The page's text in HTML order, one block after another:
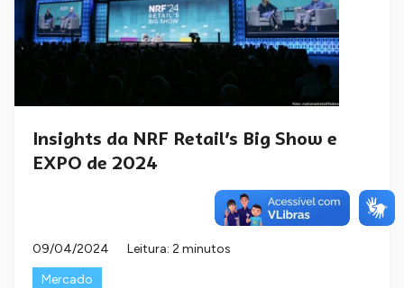
Insights da NRF Retail’s Big Show e
EXPO de 2024
09/04/2024
Leitura: 2 minutos
Mercado